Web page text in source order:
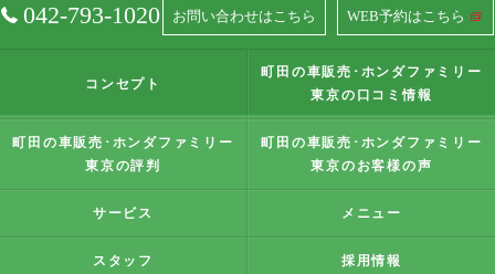
042-793-1020 お問い合わせはこちら WEB予約はこちら
コンセプト
町田の車販売･ホンダファミリー
東京の口コミ情報
町田の車販売･ホンダファミリー
東京の評判
町田の車販売･ホンダファミリー
東京のお客様の声
サービス メニュー
スタッフ 採用情報